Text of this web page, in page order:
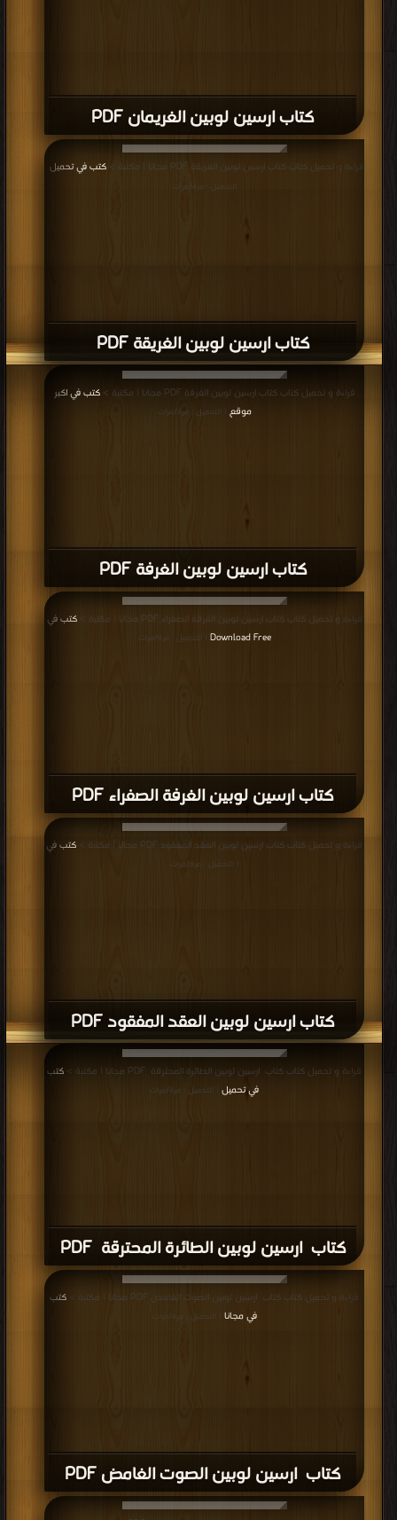
كتاب ارسين لوبين الغريمان PDF
كتاب ارسين لوبين الغريقة PDF
قراءة و تحميل كتاب كتاب ارسين لوبين الغريقة PDF مجانا | مكتبة > كتب في تحميل
التحميل : مرة/مرات
كتاب ارسين لوبين الغرفة PDF
قراءة و تحميل كتاب كتاب ارسين لوبين الغرفة PDF مجانا | مكتبة >
كتب في اكبر
موقع
| التحميل : مرة/مرات
كتاب ارسين لوبين الغرفة الصفراء PDF
قراءة و تحميل كتاب كتاب ارسين لوبين الغرفة الصفراء PDF مجانا | مكتبة >
كتب في
Download Free
| التحميل : مرة/مرات
كتاب ارسين لوبين العقد المفقود PDF
قراءة و تحميل كتاب كتاب ارسين لوبين العقد المفقود PDF مجانا | مكتبة > كتب في
| التحميل : مرة/مرات
كتاب ارسين لوبين الطائرة المحترقة PDF
قراءة و تحميل كتاب كتاب ارسين لوبين الطائرة المحترقة PDF مجانا | مكتبة >
كتب
في تحميل
| التحميل : مرة/مرات
كتاب ارسين لوبين الصوت الغامض PDF
قراءة و تحميل كتاب كتاب ارسين لوبين الصوت الغامض PDF مجانا | مكتبة >
كتب
في مجانا | التحميل : مرة/مرات